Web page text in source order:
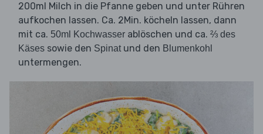
200ml Milch in die Pfanne geben und unter Rühren
aufkochen lassen. Ca. 2Min. köcheln lassen, dann
mit ca. 50ml Kochwasser ablöschen und ca. ⅔ des
Käses sowie den Spinatund den Blumenkohl
untermengen.